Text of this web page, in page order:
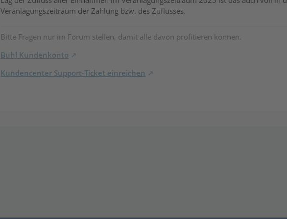
Veranlagungszeitraum der Zahlung bzw. des Zuflusses.
Bitte Fragen nur im Forum stellen, damit alle davon profitieren können.
Buhl Kundenkonto
Kundencenter Support-Ticket einreichen